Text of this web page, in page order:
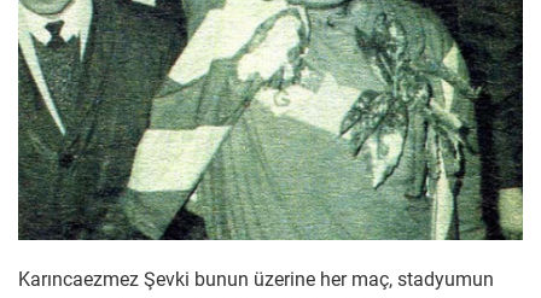
Karıncaezmez Şevki bunun üzerine her maç, stadyumun